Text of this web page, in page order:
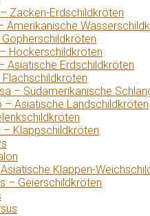
Zacken-Erdschildkröten
Amerikanische
Höckerschildkröten
Asiatische Erdschildkröten
– Südamerikanische
Asiatische Landschildkröten
– Klappschildkröten
Klappen-
– Geierschildkröten